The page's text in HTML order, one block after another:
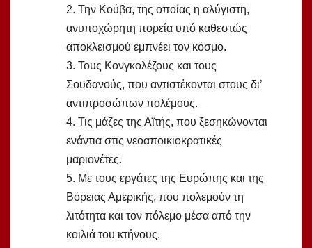
2. Την Κούβα, της οποίας η αλύγιστη,
ανυποχώρητη πορεία υπό καθεστώς
αποκλεισμού εμπνέει τον κόσμο.
3. Τους Κονγκολέζους και τους
Σουδανούς, που αντιστέκονται στους δι’
αντιπροσώπων πολέμους.
4. Τις μάζες της Αϊτής, που ξεσηκώνονται
ενάντια στις νεοαποικιοκρατικές
μαριονέτες.
5. Με τους εργάτες της Ευρώπης και της
Βόρειας Αμερικής, που πολεμούν τη
λιτότητα και τον πόλεμο μέσα από την
κοιλιά του κτήνους.